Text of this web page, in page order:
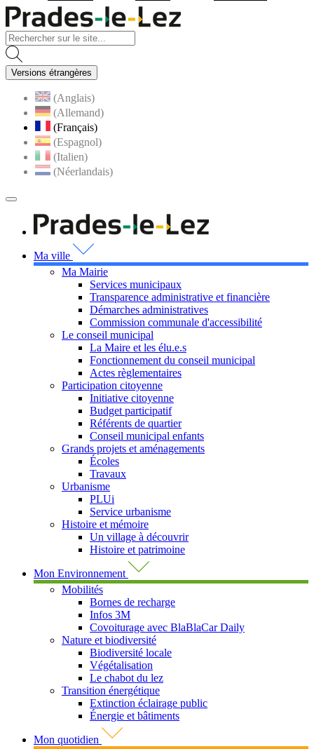
Versions étrangères
(Anglais)
(Allemand)
(Français)
(Espagnol)
(Italien)
(Néerlandais)
MENU
PRINCIPAL
Ma ville
Ma Mairie
Services municipaux
Transparence administrative et financière
Démarches administratives
Commission communale d'accessibilité
Le conseil municipal
La Maire et les élu.e.s
Fonctionnement du conseil municipal
Actes règlementaires
Participation citoyenne
Initiative citoyenne
Budget participatif
Référents de quartier
Conseil municipal enfants
Grands projets et aménagements
Écoles
Travaux
Urbanisme
PLUi
Service urbanisme
Histoire et mémoire
Un village à découvrir
Histoire et patrimoine
Mon Environnement
Mobilités
Bornes de recharge
Infos 3M
Covoiturage avec BlaBlaCar Daily
Nature et biodiversité
Biodiversité locale
Végétalisation
Le chabot du lez
Transition énergétique
Extinction éclairage public
Énergie et bâtiments
Mon quotidien